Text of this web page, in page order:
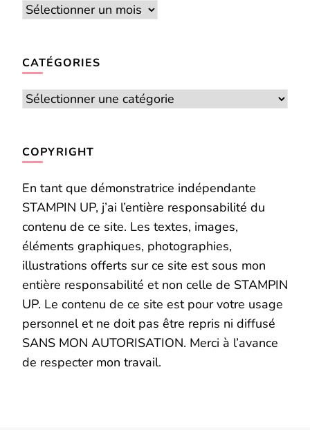
Archives
CATÉGORIES
Catégories
COPYRIGHT
En tant que démonstratrice indépendante
STAMPIN UP, j’ai l’entière responsabilité du
contenu de ce site. Les textes, images,
éléments graphiques, photographies,
illustrations offerts sur ce site est sous mon
entière responsabilité et non celle de STAMPIN
UP. Le contenu de ce site est pour votre usage
personnel et ne doit pas être repris ni diffusé
SANS MON AUTORISATION. Merci à l’avance
de respecter mon travail.